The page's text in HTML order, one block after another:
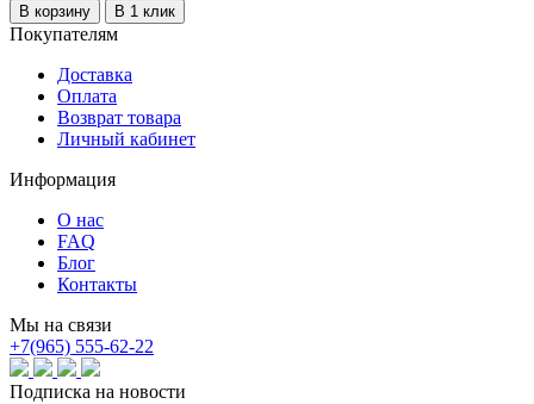
В корзину В 1 клик
Покупателям
Доставка
Оплата
Возврат товара
Личный кабинет
Информация
О нас
FAQ
Блог
Контакты
Мы на связи
+7(965) 555-62-22
Подписка на новости